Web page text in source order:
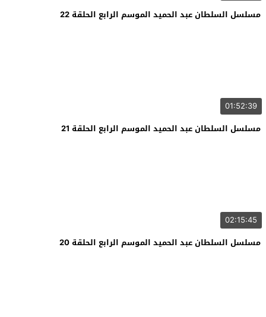
مسلسل السلطان عبد الحميد الموسم الرابع الحلقة 22
01:52:39
مسلسل السلطان عبد الحميد الموسم الرابع الحلقة 21
02:15:45
مسلسل السلطان عبد الحميد الموسم الرابع الحلقة 20